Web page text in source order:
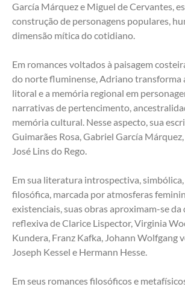
García Márquez e Miguel de Cervantes,
construção de personagens populares,
dimensão mítica do cotidiano.
Em romances voltados à paisagem
do norte fluminense, Adriano transforma
litoral e a memória regional em
narrativas de pertencimento,
memória cultural. Nesse aspecto, sua
Guimarães Rosa, Gabriel García
José Lins do Rego.
Em sua literatura introspectiva,
filosófica, marcada por atmosferas
existenciais, suas obras aproximam-se da
reflexiva de Clarice Lispector, Virginia
Kundera, Franz Kafka, Johann Wolfgang
Joseph Kessel e Hermann Hesse.
Em seus romances filosóficos e